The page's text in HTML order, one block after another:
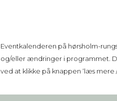
Eventkalenderen på hørsholm-
og/eller ændringer i programmet.
ved at klikke på knappen ‘læs mere